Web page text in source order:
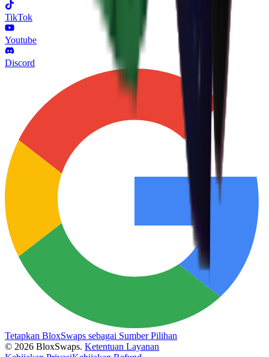
TikTok
Youtube
Discord
Tetapkan BloxSwaps sebagai Sumber Pilihan
© 2026 BloxSwaps. Ketentuan Layanan